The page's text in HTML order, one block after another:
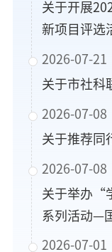
关于开展
新项目评选
2026-07-21
关于市社科
2026-07-08
关于推荐同
2026-07-08
关于举办“
系列活动—
坛”的通知
2026-07-01